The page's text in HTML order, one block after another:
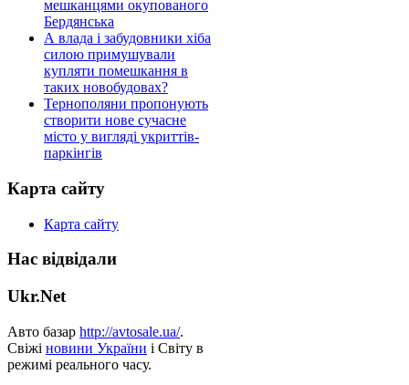
мешканцями окупованого
Бердянська
А влада і забудовники хіба
силою примушували
купляти помешкання в
таких новобудовах?
Тернополяни пропонують
створити нове сучасне
місто у вигляді укриттів-
паркінгів
Карта сайту
Карта сайту
Нас відвідали
Ukr.Net
Авто базар http://avtosale.ua/.
Свіжі новини України і Світу в
режимі реального часу.